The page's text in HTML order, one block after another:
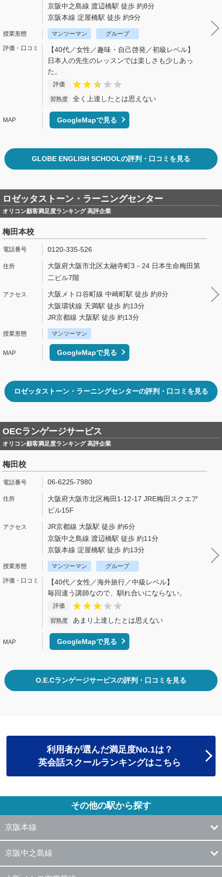
京阪中之島線 渡辺橋駅 徒歩 約8分
京阪本線 淀屋橋駅 徒歩 約9分
マンツーマン グループ
【40代／女性／趣味・自己啓発／初級レベル】
日本人の先生のレッスンでは楽しさも少しあっ
た。
評価
習熟度 全く上達したとは思えない
GoogleMapで見る
GLOBE ENGLISH SCHOOLの評判・口コミを見る
ロゼッタストーン・ラーニングセンター
オリコン顧客満足度ランキング 高評企業
梅田本校
0120-335-526
大阪府大阪市北区太融寺町3－24 日本生命梅田第
二ビル7階
大阪メトロ谷町線 中崎町駅 徒歩 約8分
大阪環状線 天満駅 徒歩 約13分
JR京都線 大阪駅 徒歩 約13分
マンツーマン
GoogleMapで見る
ロゼッタストーン・ラーニングセンターの評判・口コミを見る
OECランゲージサービス
オリコン顧客満足度ランキング 高評企業
梅田校
06-6225-7980
大阪府大阪市北区梅田1-12-17 JRE梅田スクエア
ビル15F
JR京都線 大阪駅 徒歩 約6分
京阪中之島線 渡辺橋駅 徒歩 約11分
京阪本線 淀屋橋駅 徒歩 約13分
マンツーマン グループ
【40代／女性／海外旅行／中級レベル】
毎回違う講師なので、馴れ合いにならない。
評価
習熟度 あまり上達したとは思えない
GoogleMapで見る
O.E.Cランゲージサービスの評判・口コミを見る
利用者が選んだ満足度No.1は？
英会話スクールランキングはこちら
その他の駅から探す
京阪本線
京阪中之島線